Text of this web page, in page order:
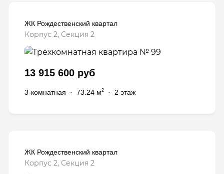
ЖК Рождественский квартал
Корпус 2, Секция 2
13 915 600 руб
3-комнатная · 73.24 м2 · 2 этаж
ЖК Рождественский квартал
Корпус 2, Секция 2